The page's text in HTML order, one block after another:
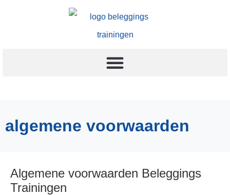
algemene voorwaarden
Algemene voorwaarden Beleggings
Trainingen